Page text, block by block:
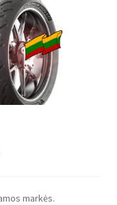
markės.